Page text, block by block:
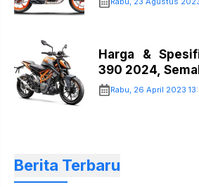
Harga &
390 2024,
Rabu, 26 April 2023
Berita Terbaru